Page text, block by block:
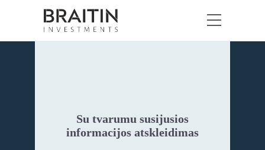
Su tvarumu susijusios
informacijos atskleidimas